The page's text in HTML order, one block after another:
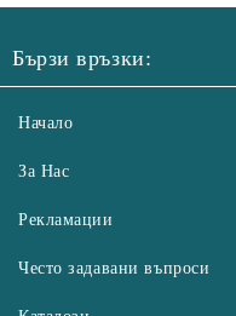
Бързи връзки:
Начало
За Нас
Рекламации
Често задавани въпроси